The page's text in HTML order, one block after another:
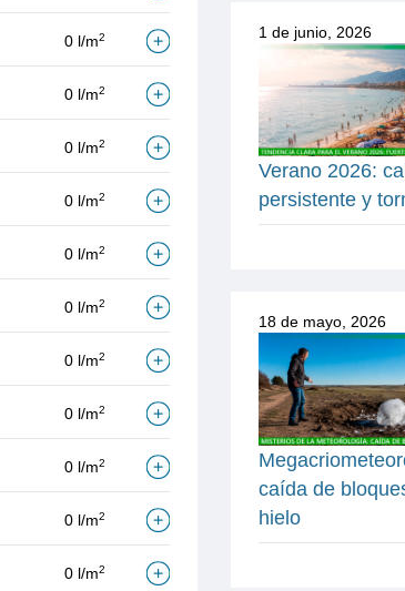
0 l/m2
0 l/m2
0 l/m2
0 l/m2
0 l/m2
0 l/m2
0 l/m2
0 l/m2
0 l/m2
0 l/m2
0 l/m2
1 de junio, 2026
Verano 2026:
persistente y
18 de mayo, 2026
caída de
hielo